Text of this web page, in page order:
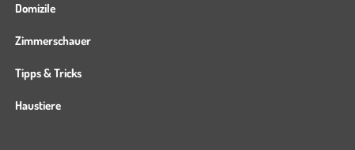
Domizile
Zimmerschauer
Tipps & Tricks
Haustiere